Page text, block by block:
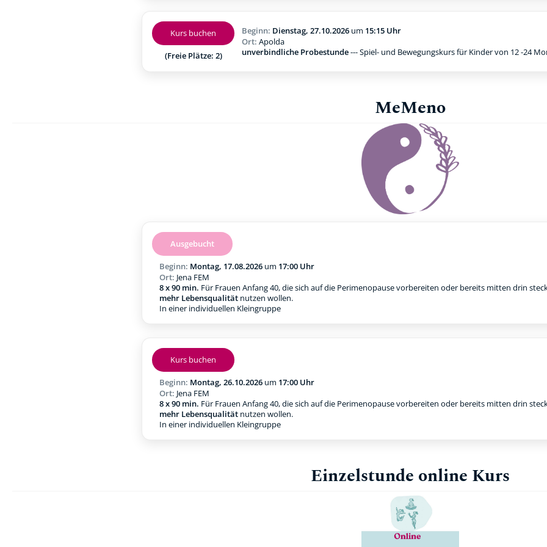
Kurs buchen
(Freie Plätze: 2)
Beginn: Dienstag, 27.10.2026 um 15:15 Uhr
Ort: Apolda
unverbindliche Probestunde--- Spiel- und Bewegungskurs für Kinder von 12 -24
MeMeno
Ausgebucht
Beginn: Montag, 17.08.2026 um 17:00 Uhr
Ort: Jena FEM
8 x 90 min. Für Frauen Anfang 40, die sich auf die Perimenopause vorbereiten oder bereits mitten drin
mehr Lebensqualität nutzen wollen.
In einer individuellen Kleingruppe
Kurs buchen
Beginn: Montag, 26.10.2026 um 17:00 Uhr
Ort: Jena FEM
8 x 90 min. Für Frauen Anfang 40, die sich auf die Perimenopause vorbereiten oder bereits mitten drin
mehr Lebensqualität nutzen wollen.
In einer individuellen Kleingruppe
Einzelstunde online Kurs